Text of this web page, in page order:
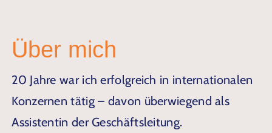
Über mich
20 Jahre war ich erfolgreich in internationalen
Konzernen tätig – davon überwiegend als
Assistentin der Geschäftsleitung.